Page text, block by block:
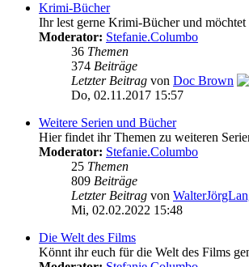
Krimi-Bücher
Ihr lest gerne Krimi-Bücher und
Moderator: Stefanie.Columbo
36 Themen
374 Beiträge
Letzter Beitrag von Doc Brown
Do, 02.11.2017 15:57
Weitere Serien und Bücher
Hier findet ihr Themen zu weiteren
Moderator: Stefanie.Columbo
25 Themen
809 Beiträge
Letzter Beitrag von
Mi, 02.02.2022 15:48
Die Welt des Films
Könnt ihr euch für die Welt des Films